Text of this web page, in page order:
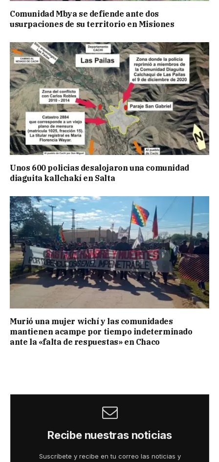
Comunidad Mbya se defiende ante dos
usurpaciones de su territorio en Misiones
Unos 600 policias desalojaron una comunidad
diaguita kallchakí en Salta
Murió una mujer wichí y las comunidades
mantienen acampe por tiempo indeterminado
ante la «falta de respuestas» en Chaco
Recibe nuestras noticias
Suscríbete y recibe en tu correo las noticias y